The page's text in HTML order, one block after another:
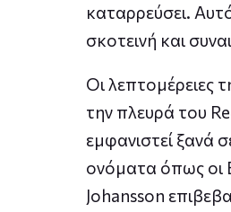
καταρρεύσει.
σκοτεινή και
Οι λεπτομέρειες
την πλευρά του
εμφανιστεί ξανά
ονόματα όπως οι
Johansson